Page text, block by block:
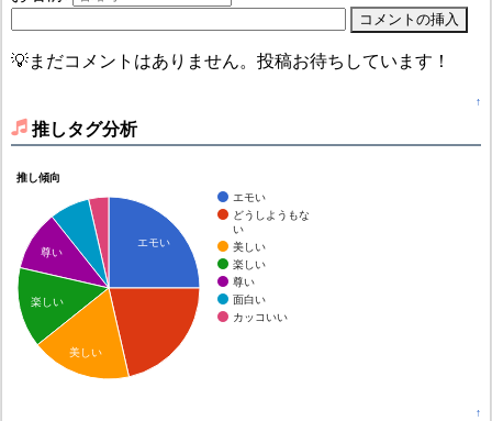
💡まだコメントはありません。投稿お待ちしています！
↑
推しタグ分析
推し傾向
エモい
どうしようもな
い
美しい
楽しい
尊い
面白い
カッコいい
エモい
尊い
楽しい
美しい
↑